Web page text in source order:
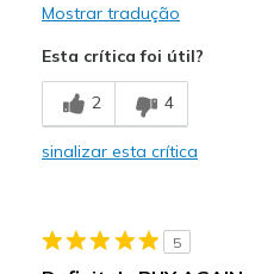
Mostrar tradução
Esta crítica foi útil?
2 4
sinalizar esta crítica
5